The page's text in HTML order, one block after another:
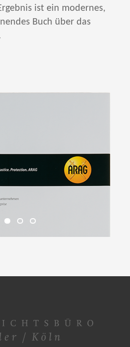
ist ein modernes,
Buch über das
1 2 3